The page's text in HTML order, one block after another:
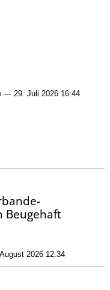
— 29. Juli 2026 16:44
Beugehaft
2026 12:34